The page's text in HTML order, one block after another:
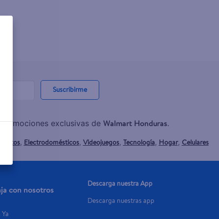
Suscribirme
exclusivas de Walmart Honduras.
, Electrodomésticos, Videojuegos, Tecnología, Hogar, Celulares
con nosotros
Descarga nuestra App
Descarga nuestras app